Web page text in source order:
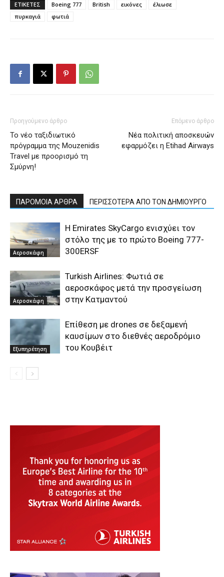
ΕΤΙΚΕΤΕΣ Boeing 777 British εικόνες
έλιωσε
πυρκαγιά
φωτιά
Προηγούμενο άρθρο
Το νέο ταξιδιωτικό
πρόγραμμα της Mouzenidis
Travel με προορισμό τη
Σμύρνη!
Επόμενο άρθρο
Νέα πολιτική αποσκευών
εφαρμόζει η Etihad Airways
ΠΑΡΟΜΟΙΑ ΑΡΘΡΑ ΠΕΡΙΣΣΟΤΕΡΑ ΑΠΟ ΤΟΝ ΔΗΜΙΟΥΡΓΟ
Αεροσκάφη
Η Emirates SkyCargo ενισχύει τον
στόλο της με το πρώτο Boeing 777-
300ERSF
Αεροσκάφη
Turkish Airlines: Φωτιά σε
αεροσκάφος μετά την προσγείωση
στην Κατμαντού
Εξυπηρέτηση
Επίθεση με drones σε δεξαμενή
καυσίμων στο διεθνές αεροδρόμιο
του Κουβέιτ